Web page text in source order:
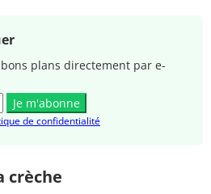
plans directement par e-
Je m'abonne
de confidentialité
crèche